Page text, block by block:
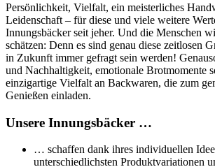
Persönlichkeit, Vielfalt, ein meisterliches
Leidenschaft – für diese und viele weitere
Innungsbäcker seit jeher. Und die Menschen
schätzen: Denn es sind genau diese zeitlosen
in Zukunft immer gefragt sein werden!
und Nachhaltigkeit, emotionale Brotmomente
einzigartige Vielfalt an Backwaren, die zum
Genießen einladen.
Unsere Innungsbäcker …
… schaffen dank ihres individuellen
unterschiedlichsten Produktvariationen